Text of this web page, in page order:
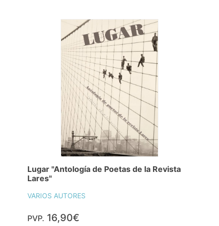
Lugar "Antología de Poetas de la Revista
Lares"
VARIOS AUTORES
PVP. 16,90€